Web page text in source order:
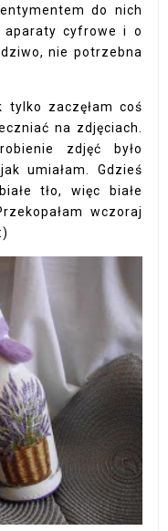
do nich
aparaty cyfrowe i o
nie potrzebna
tylko zaczęłam coś
na zdjęciach.
zdjęć było
umiałam. Gdzieś
tło, więc białe
wczoraj